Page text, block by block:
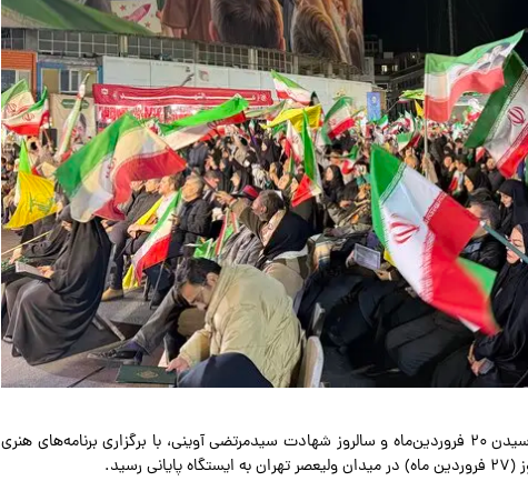
«هفته هنر انقلاب اسلامی» همزمان با فرارسیدن ۲۰ فروردین‌ماه و سالروز شهادت سیدمرتضی آوینی، با برگزاری برنامه‌های هنری